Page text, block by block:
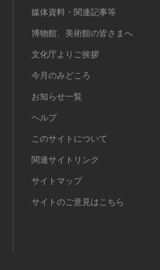
媒体資料・関連記事等
博物館、美術館の皆さまへ
文化庁よりご挨拶
今月のみどころ
お知らせ一覧
ヘルプ
このサイトについて
関連サイトリンク
サイトマップ
サイトのご意見はこちら